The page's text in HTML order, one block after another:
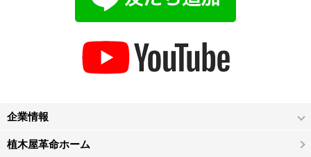
企業情報
植木屋革命ホーム